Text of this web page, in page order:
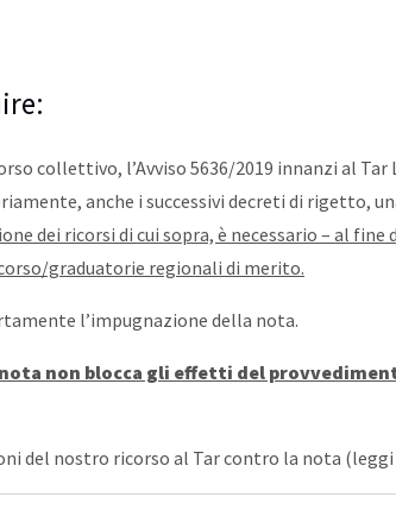
collettivo, l’Avviso 5636/2019 innanzi al
anche i successivi decreti di rigetto,
dei ricorsi di cui sopra, è necessario – al
graduatorie regionali di merito.
l’impugnazione della nota.
non blocca gli effetti del
del nostro ricorso al Tar contro la nota (leggi